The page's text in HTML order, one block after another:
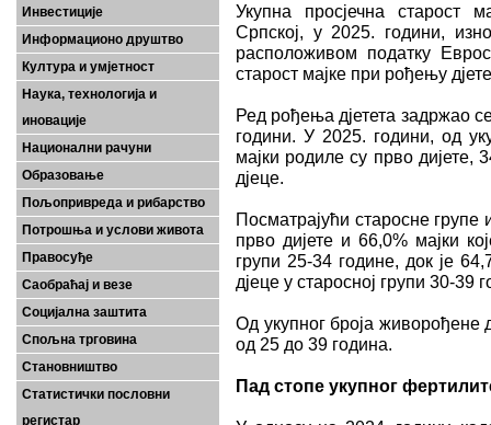
Инвестиције
Информационо друштво
Култура и умјетност
Наука, технологија и
иновације
Национални рачуни
Образовање
Пољопривреда и рибарство
Потрошња и услови живота
Правосуђе
Саобраћај и везе
Социјална заштита
Спољна трговина
Становништво
Статистички пословни
регистар
Укупна просјечна старост
Српској, у 2025. години,
расположивом податку
старост мајке при рођењу
Ред рођења дјетета задржао
години. У 2025. години, од
мајки родиле су прво дијете,
дјеце.
Посматрајући старосне
прво дијете и 66,0% мајки
групи 25-34 године, док је
дјеце у старосној групи 30-39
Од укупног броја живорођене
од 25 до 39 година.
Пад стопе укупног